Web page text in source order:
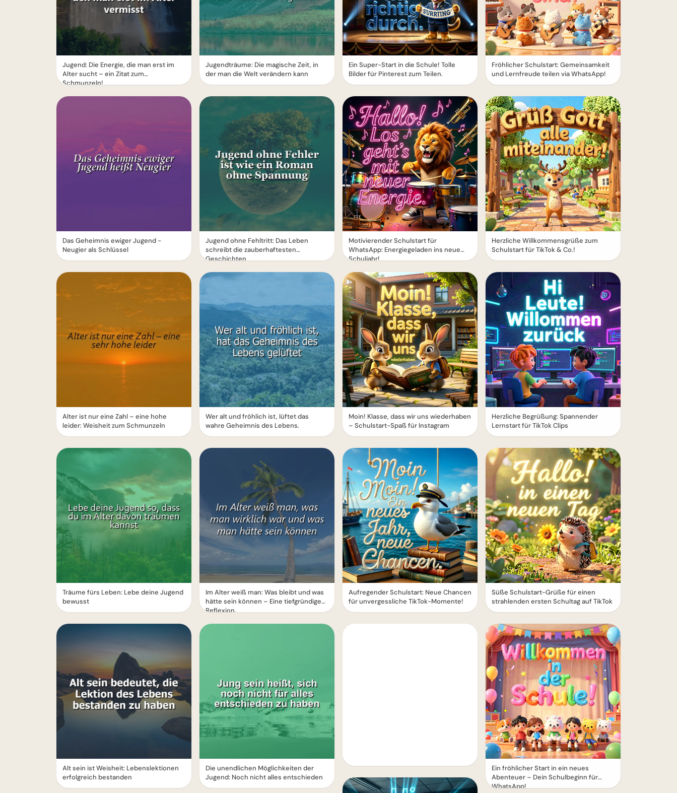
Jugend: Die Energie, die man erst im
Alter sucht – ein Zitat zum
Schmunzeln!
Das Geheimnis ewiger Jugend -
Neugier als Schlüssel
Alter ist nur eine Zahl – eine hohe
leider: Weisheit zum Schmunzeln
Träume fürs Leben: Lebe deine Jugend
bewusst
Alt sein ist Weisheit: Lebenslektionen
erfolgreich bestanden
Jugendträume: Die magische Zeit, in
der man die Welt verändern kann
Jugend ohne Fehltritt: Das Leben
schreibt die zauberhaftesten
Geschichten
Wer alt und fröhlich ist, lüftet das
wahre Geheimnis des Lebens.
Im Alter weiß man: Was bleibt und was
hätte sein können – Eine tiefgründige
Reflexion.
Die unendlichen Möglichkeiten der
Jugend: Noch nicht alles entschieden
Ein Super-Start in die Schule! Tolle
Bilder für Pinterest zum Teilen.
Motivierender Schulstart für
WhatsApp: Energiegeladen ins neue
Schuljahr!
Moin! Klasse, dass wir uns wiederhaben
– Schulstart-Spaß für Instagram
Aufregender Schulstart: Neue Chancen
für unvergessliche TikTok-Momente!
Fröhlicher Schulstart: Gemeinsamkeit
und Lernfreude teilen via WhatsApp!
Herzliche Willkommensgrüße zum
Schulstart für TikTok & Co.!
Herzliche Begrüßung: Spannender
Lernstart für TikTok Clips
Süße Schulstart-Grüße für einen
strahlenden ersten Schultag auf TikTok
Ein fröhlicher Start in ein neues
Abenteuer – Dein Schulbeginn für
WhatsApp!